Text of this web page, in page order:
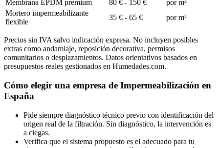
Membrana EPDM premium
80 € - 150 €
por m²
Mortero impermeabilizante
flexible
35 € - 65 € por m²
Precios sin IVA salvo indicación expresa. No incluyen posibles
extras como andamiaje, reposición decorativa, permisos
comunitarios o desplazamientos. Datos orientativos basados en
presupuestos reales gestionados en Humedades.com.
Cómo elegir una empresa de Impermeabilización en
España
Pide siempre diagnóstico técnico previo con identificación del
origen real de la filtración. Sin diagnóstico, la intervención es
a ciegas.
Verifica que el sistema propuesto es el adecuado para tu